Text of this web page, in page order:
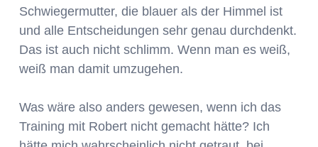
Schwiegermutter, die blauer als der Himmel ist
und alle Entscheidungen sehr genau durchdenkt.
Das ist auch nicht schlimm. Wenn man es weiß,
weiß man damit umzugehen.
Was wäre also anders gewesen, wenn ich das
Training mit Robert nicht gemacht hätte? Ich